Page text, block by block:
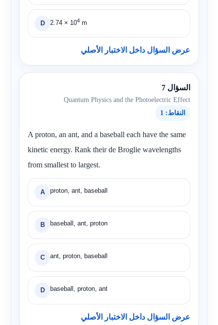
D 2.74× 104 m
عرض السؤال داخل الاختبار الأصلي
السؤال 7
Quantum Physics and the Photoelectric Effect
النقاط: 1
A proton, an ant, and a baseball each have the same
kinetic energy. Rank their de Broglie wavelengths
from smallest to largest.
A proton, ant, baseball
B baseball, ant, proton
C ant, proton, baseball
D baseball, proton, ant
عرض السؤال داخل الاختبار الأصلي